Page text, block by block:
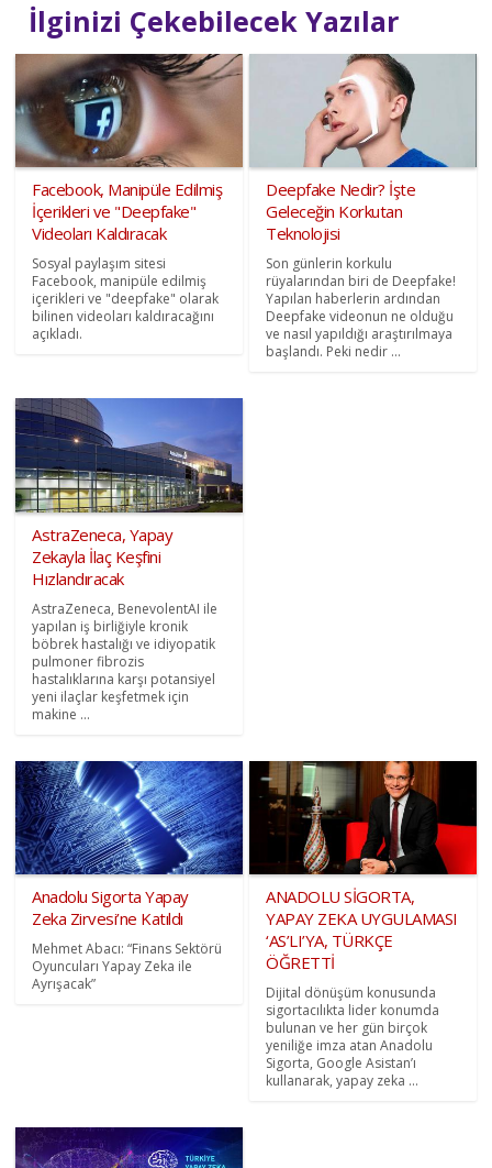
İlginizi Çekebilecek Yazılar
Facebook, Manipüle Edilmiş
İçerikleri ve "Deepfake"
Videoları Kaldıracak
Sosyal paylaşım sitesi
Facebook, manipüle edilmiş
içerikleri ve "deepfake" olarak
bilinen videoları kaldıracağını
açıkladı.
Deepfake Nedir? İşte
Geleceğin Korkutan
Teknolojisi
Son günlerin korkulu
rüyalarından biri de Deepfake!
Yapılan haberlerin ardından
Deepfake videonun ne olduğu
ve nasıl yapıldığı araştırılmaya
başlandı. Peki nedir ...
AstraZeneca, Yapay
Zekayla İlaç Keşfini
Hızlandıracak
AstraZeneca, BenevolentAI ile
yapılan iş birliğiyle kronik
böbrek hastalığı ve idiyopatik
pulmoner fibrozis
hastalıklarına karşı potansiyel
yeni ilaçlar keşfetmek için
makine ...
Anadolu Sigorta Yapay
Zeka Zirvesi’ne Katıldı
Mehmet Abacı: “Finans Sektörü
Oyuncuları Yapay Zeka ile
Ayrışacak”
ANADOLU SİGORTA,
YAPAY ZEKA UYGULAMASI
‘AS’LI’YA, TÜRKÇE
ÖĞRETTİ
Dijital dönüşüm konusunda
sigortacılıkta lider konumda
bulunan ve her gün birçok
yeniliğe imza atan Anadolu
Sigorta, Google Asistan’ı
kullanarak, yapay zeka ...